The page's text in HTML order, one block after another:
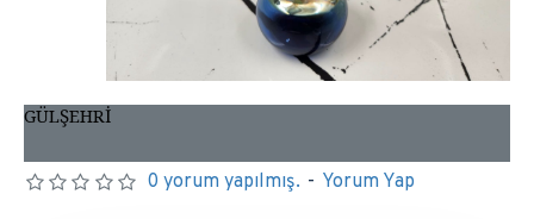
GÜLŞEHRİ
0 yorum yapılmış. - Yorum Yap